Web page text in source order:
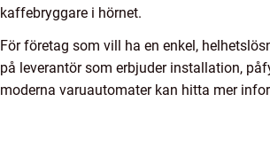
kaffebryggare i hörnet.
För företag som vill ha en enkel,
på leverantör som erbjuder installation,
moderna varuautomater kan hitta mer